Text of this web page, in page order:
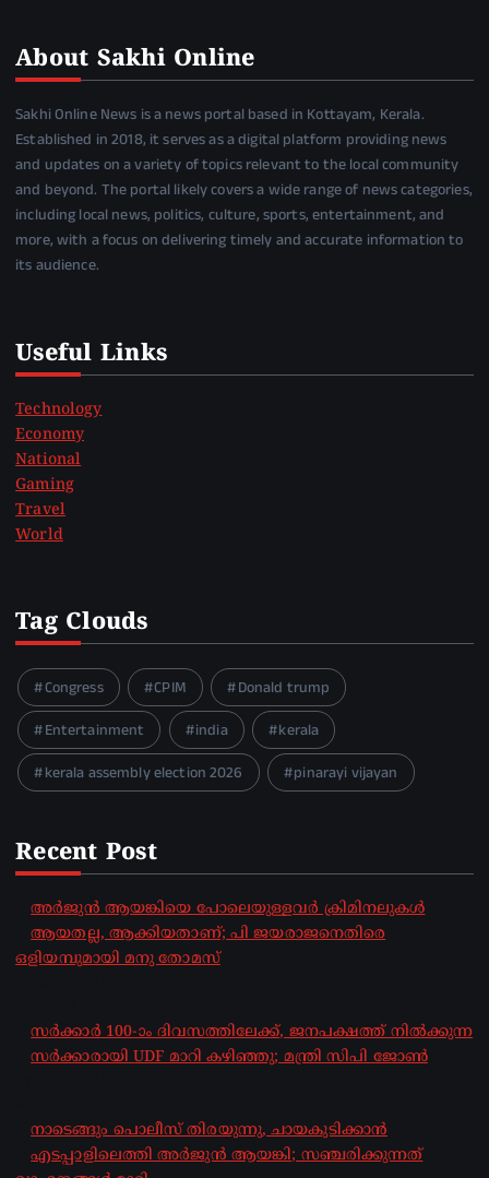
About Sakhi Online
Sakhi Online News is a news portal based in Kottayam, Kerala.
Established in 2018, it serves as a digital platform providing news
and updates on a variety of topics relevant to the local community
and beyond. The portal likely covers a wide range of news categories,
including local news, politics, culture, sports, entertainment, and
more, with a focus on delivering timely and accurate information to
its audience.
Useful Links
Technology
Economy
National
Gaming
Travel
World
Tag Clouds
Congress CPIM
Donald trump
Entertainment
india
kerala
kerala assembly election 2026
pinarayi vijayan
Recent Post
അർജുൻ ആയങ്കിയെ പോലെയുള്ളവർ ക്രിമിനലുകൾ
ആയതല്ല, ആക്കിയതാണ്; പി ജയരാജനെതിരെ
ഒളിയമ്പുമായി മനു തോമസ്
സർക്കാർ 100-ാം ദിവസത്തിലേക്ക്, ജനപക്ഷത്ത് നിൽക്കുന്ന
സർക്കാരായി UDF മാറി കഴിഞ്ഞു; മന്ത്രി സിപി ജോൺ
നാടെങ്ങും പൊലീസ് തിരയുന്നു, ചായകുടിക്കാൻ
എടപ്പാളിലെത്തി അർജുൻ ആയങ്കി; സഞ്ചരിക്കുന്നത്